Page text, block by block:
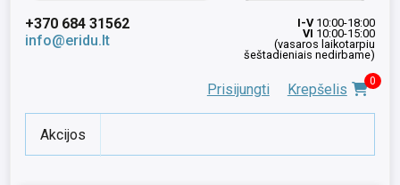
+370 684 31562
info@eridu.lt
I-V10:00-18:00
VI 10:00-15:00
(vasaros laikotarpiu
šeštadieniais nedirbame)
Prisijungti Krepšelis 0
Akcijos